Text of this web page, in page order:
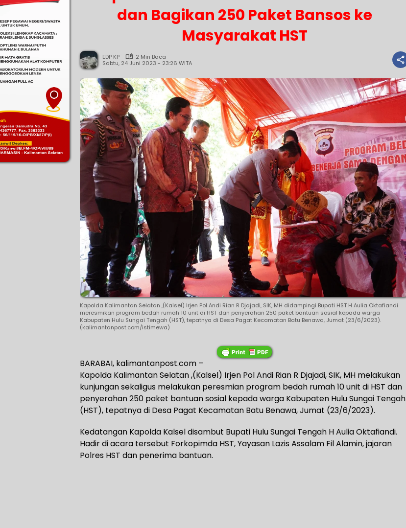
dan Bagikan 250 Paket Bansos ke
Masyarakat HST
EDP KP
2 Min Baca
Sabtu, 24 Juni 2023 - 23:26 WITA
Kapolda Kalimantan Selatan ,(Kalsel) Irjen Pol Andi Rian R Djajadi, SIK, MH didampingi Bupati HST H Aulia Oktafiandi
meresmikan program bedah rumah 10 unit di HST dan penyerahan 250 paket bantuan sosial kepada warga
Kabupaten Hulu Sungai Tengah (HST), tepatnya di Desa Pagat Kecamatan Batu Benawa, Jumat (23/6/2023).
(kalimantanpost.com/istimewa)
BARABAI, kalimantanpost.com –
Kapolda Kalimantan Selatan ,(Kalsel) Irjen Pol Andi Rian R Djajadi, SIK, MH melakukan
kunjungan sekaligus melakukan peresmian program bedah rumah 10 unit di HST dan
penyerahan 250 paket bantuan sosial kepada warga Kabupaten Hulu Sungai Tengah
(HST), tepatnya di Desa Pagat Kecamatan Batu Benawa, Jumat (23/6/2023).
Kedatangan Kapolda Kalsel disambut Bupati Hulu Sungai Tengah H Aulia Oktafiandi.
Hadir di acara tersebut Forkopimda HST, Yayasan Lazis Assalam Fil Alamin, jajaran
Polres HST dan penerima bantuan.